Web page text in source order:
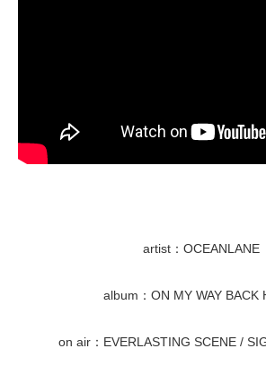
artist：OCEANLANE
album：ON MY WAY BACK
on air：EVERLASTING SCENE /